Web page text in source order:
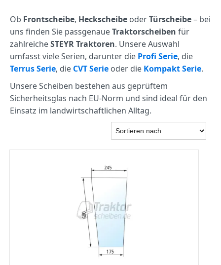
Ob Frontscheibe, Heckscheibe oderTürscheibe– bei
uns finden Sie passgenaueTraktorscheiben für
zahlreicheSTEYR Traktoren. Unsere Auswahl
umfasst viele Serien, darunter die Profi Serie, die
Terrus Serie, die CVT Serie oder die Kompakt Serie.
Unsere Scheiben bestehen aus geprüftem
Sicherheitsglas nach EU-Norm und sind ideal für den
Einsatz im landwirtschaftlichen Alltag.